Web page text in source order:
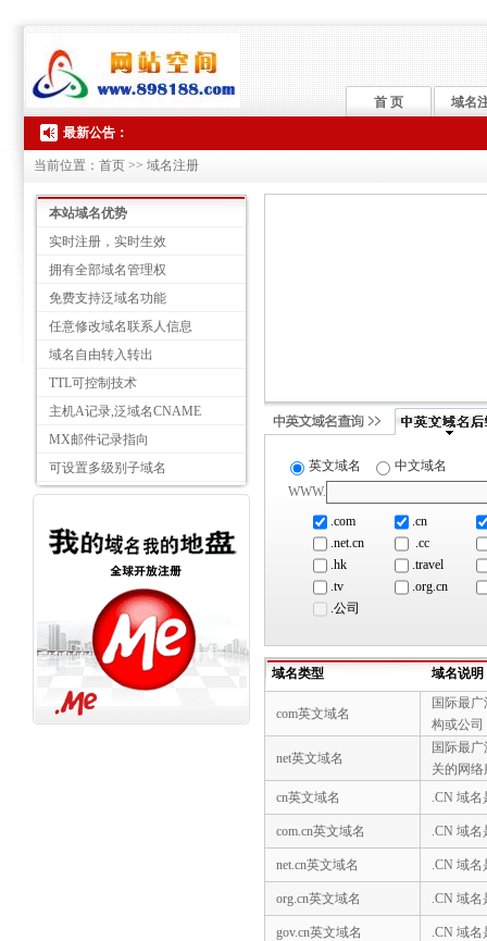
首 页
域名
最新公告：
当前位置：首页 >> 域名注册
本站域名优势
实时注册，实时生效
拥有全部域名管理权
免费支持泛域名功能
任意修改域名联系人信息
域名自由转入转出
TTL可控制技术
主机A记录,泛域名CNAME
MX邮件记录指向
可设置多级别子域名
英文域名
中文域名
WWW.
.com
.cn
.net.cn
.cc
.hk
.travel
.tv
.org.cn
.公司
域名类型 域名说明
com英文域名
国际最
构或公司
net英文域名
国际最
关的网
cn英文域名
.CN 域
com.cn英文域名 .CN 域
net.cn英文域名 .CN 域
org.cn英文域名 .CN 域
gov.cn英文域名 .CN 域